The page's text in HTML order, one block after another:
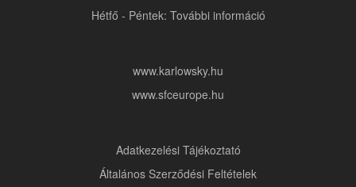
Hétfő - Péntek: További információ
www.karlowsky.hu
www.sfceurope.hu
Adatkezelési Tájékoztató
Általános Szerződési Feltételek